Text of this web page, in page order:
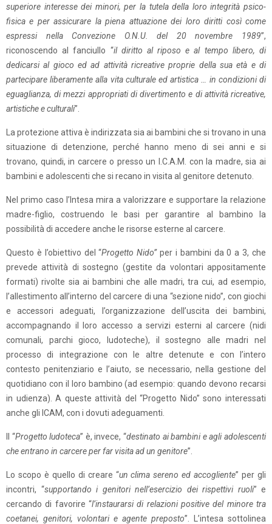
superiore interesse dei minori, per la tutela della loro integrità psico-
fisica e per assicurare la piena attuazione dei loro diritti così come
espressi nella Convezione O.N.U. del 20 novembre 1989”,
riconoscendo al fanciullo “il diritto al riposo e al tempo libero, di
dedicarsi al gioco ed ad attività ricreative proprie della sua età e di
partecipare liberamente alla vita culturale ed artistica … in condizioni di
eguaglianza, di mezzi appropriati di divertimento e di attività ricreative,
artistiche e culturali”.
La protezione attiva è indirizzata sia ai bambini che si trovano in una
situazione di detenzione, perché hanno meno di sei anni e si
trovano, quindi, in carcere o presso un I.C.A.M. con la madre, sia ai
bambini e adolescenti che si recano in visita al genitore detenuto.
Nel primo caso l’Intesa mira a valorizzare e supportare la relazione
madre-figlio, costruendo le basi per garantire al bambino la
possibilità di accedere anche le risorse esterne al carcere.
Questo è l’obiettivo del “Progetto Nido”per i bambini da 0 a 3, che
prevede attività di sostegno (gestite da volontari appositamente
formati) rivolte sia ai bambini che alle madri, tra cui, ad esempio,
l’allestimento all’interno del carcere di una “sezione nido”, con giochi
e accessori adeguati, l’organizzazione dell’uscita dei bambini,
accompagnando il loro accesso a servizi esterni al carcere (nidi
comunali, parchi gioco, ludoteche), il sostegno alle madri nel
processo di integrazione con le altre detenute e con l’intero
contesto penitenziario e l’aiuto, se necessario, nella gestione del
quotidiano con il loro bambino (ad esempio: quando devono recarsi
in udienza). A queste attività del “Progetto Nido” sono interessati
anche gli ICAM, con i dovuti adeguamenti.
Il “Progetto ludoteca” è, invece, “destinato ai bambini e agli adolescenti
che entrano in carcere per far visita ad un genitore”.
Lo scopo è quello di creare “un clima sereno ed accogliente” per gli
incontri, “supportando i genitori nell’esercizio dei rispettivi ruoli” e
cercando di favorire “l’instaurarsi di relazioni positive del minore tra
coetanei, genitori, volontari e agente preposto”. L’intesa sottolinea